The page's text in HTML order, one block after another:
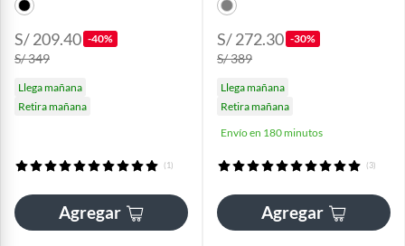
S/ 209.40 -40%
S/ 349
Llega mañana
Retira mañana
(1)
Agregar
S/ 272.30 -30%
S/ 389
Llega mañana
Retira mañana
Envío en 180 minutos
(3)
Agregar